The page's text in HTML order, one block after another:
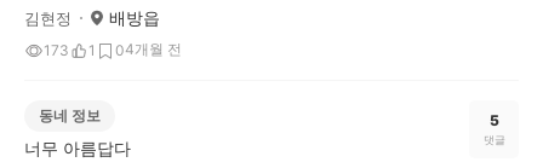
김현정 배방읍
173 1 04개월 전
동네 정보
너무 아름답다
5
댓글